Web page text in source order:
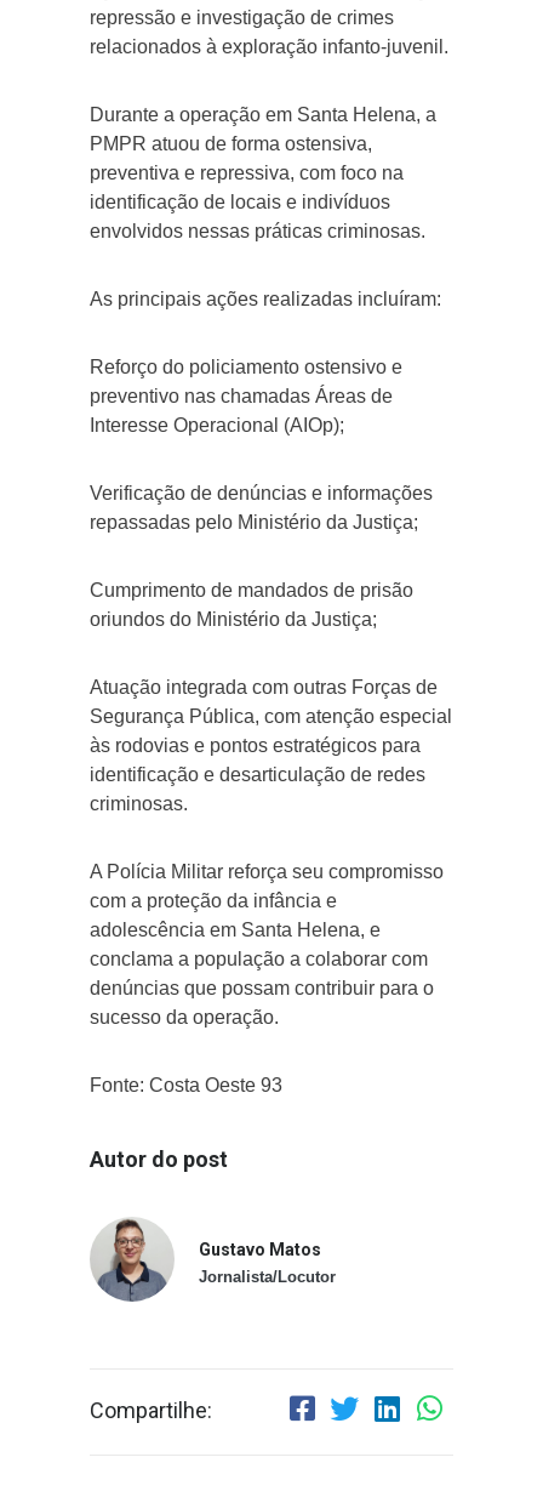
repressão e investigação de crimes
relacionados à exploração infanto-juvenil.
Durante a operação em Santa Helena, a
PMPR atuou de forma ostensiva,
preventiva e repressiva, com foco na
identificação de locais e indivíduos
envolvidos nessas práticas criminosas.
As principais ações realizadas incluíram:
Reforço do policiamento ostensivo e
preventivo nas chamadas Áreas de
Interesse Operacional (AIOp);
Verificação de denúncias e informações
repassadas pelo Ministério da Justiça;
Cumprimento de mandados de prisão
oriundos do Ministério da Justiça;
Atuação integrada com outras Forças de
Segurança Pública, com atenção especial
às rodovias e pontos estratégicos para
identificação e desarticulação de redes
criminosas.
A Polícia Militar reforça seu compromisso
com a proteção da infância e
adolescência em Santa Helena, e
conclama a população a colaborar com
denúncias que possam contribuir para o
sucesso da operação.
Fonte: Costa Oeste 93
Autor do post
Gustavo Matos
Jornalista/Locutor
Compartilhe: